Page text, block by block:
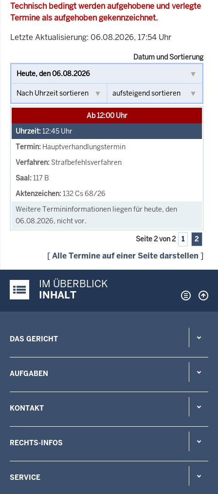
Technisch bedingt werden aufgehobene und verlegte
Termine als aufgehoben gekennzeichnet.
Letzte Aktualisierung: 06.08.2026, 17:54 Uhr
Datum und Sortierung
Ab 12:00 Uhr
12:45 Uhr
Hauptverhandlungstermin
Strafbefehlsverfahren
117 B
132 Cs 68/26
Weitere Termininformationen liegen für heute, den
06.08.2026, nicht vor.
Seite 2 von 2 1 2
[Alle Termine auf einer Seite darstellen ]
Justiz-Portal im Überblick:
IM ÜBERBLICK
INHALT
DAS GERICHT
AUFGABEN
KONTAKT
RECHTS-INFOS
SERVICE